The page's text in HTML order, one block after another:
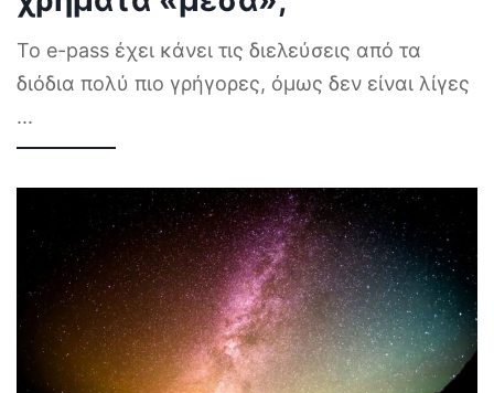
Το e-pass έχει κάνει τις διελεύσεις από τα
διόδια πολύ πιο γρήγορες, όμως δεν είναι λίγες
...